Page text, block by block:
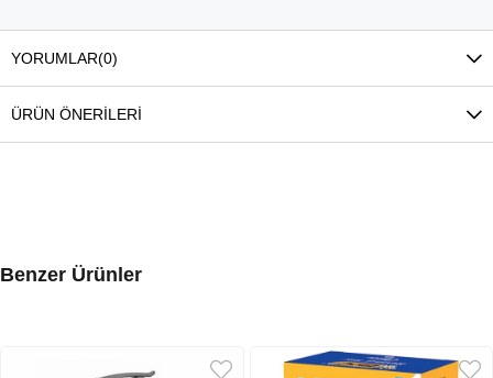
YORUMLAR(0)
ÜRÜN ÖNERILERI
Benzer Ürünler